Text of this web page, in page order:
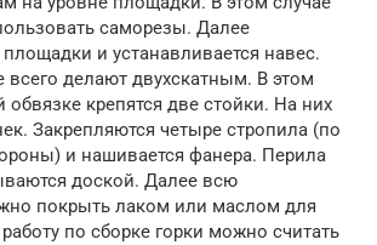
саморезы. Далее
и устанавливается навес.
делают двухскатным. В этом
обвязке крепятся две стойки. На них
Закрепляются четыре стропила (по
и нашивается фанера. Перила
доской. Далее всю
покрыть лаком или маслом для
по сборке горки можно считать